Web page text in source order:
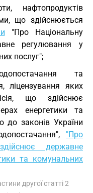
нафтопродуктів
що здійснюється
"Про Національну
регулювання у
послуг";
та
ліцензування яких
що здійснює
енергетики та
до законів України
"Про
державне
та комунальних
другої статті 2